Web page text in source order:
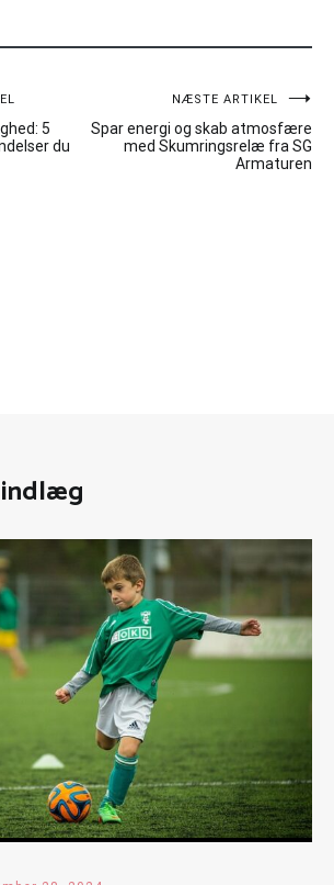
5
du
NÆSTE ARTIKEL
Spar energi og skab atmosfære
med Skumringsrelæ fra SG
Armaturen